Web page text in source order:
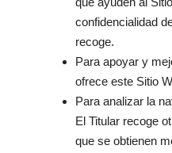
confidencialidad
recoge.
Para apoyar y
ofrece este Sitio
Para analizar la
El Titular recoge
que se obtienen